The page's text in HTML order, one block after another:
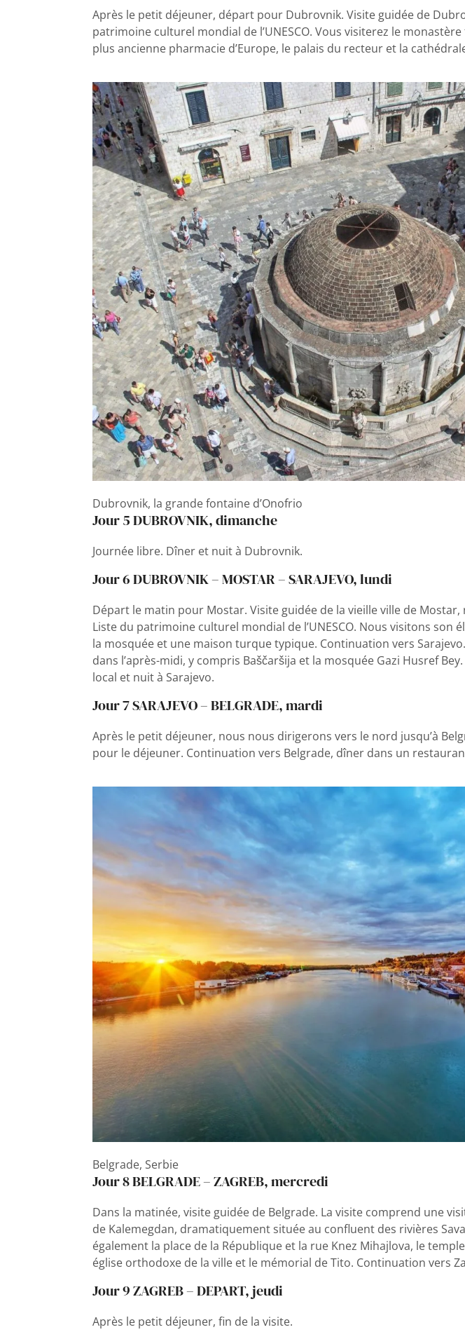
Après le petit déjeuner, départ pour Dubrovnik. Visite guidée de
patrimoine culturel mondial de l’UNESCO. Vous visiterez le
plus ancienne pharmacie d’Europe, le palais du recteur et la
Dubrovnik, la grande fontaine d’Onofrio
Jour 5 DUBROVNIK, dimanche
Journée libre. Dîner et nuit à Dubrovnik.
Jour 6 DUBROVNIK – MOSTAR – SARAJEVO, lundi
Départ le matin pour Mostar. Visite guidée de la vieille ville de
Liste du patrimoine culturel mondial de l’UNESCO. Nous visitons son
la mosquée et une maison turque typique. Continuation vers
dans l’après-midi, y compris Baščaršija et la mosquée Gazi Husref
local et nuit à Sarajevo.
Jour 7 SARAJEVO – BELGRADE, mardi
Après le petit déjeuner, nous nous dirigerons vers le nord jusqu’à
pour le déjeuner. Continuation vers Belgrade, dîner dans un
Belgrade, Serbie
Jour 8 BELGRADE – ZAGREB, mercredi
Dans la matinée, visite guidée de Belgrade. La visite comprend une
de Kalemegdan, dramatiquement située au confluent des rivières
également la place de la République et la rue Knez Mihajlova, le
église orthodoxe de la ville et le mémorial de Tito. Continuation vers
Jour 9 ZAGREB – DEPART, jeudi
Après le petit déjeuner, fin de la visite.